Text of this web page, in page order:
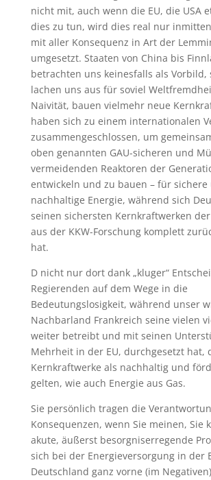
nicht mit, auch wenn die EU, die USA
dies zu tun, wird dies real nur
mit aller Konsequenz in Art der
umgesetzt. Staaten von China bis
betrachten uns keinesfalls als Vorbild,
lachen uns aus für soviel
Naivität, bauen vielmehr neue
haben sich zu einem internationalen
zusammengeschlossen, um
oben genannten GAU-sicheren und
vermeidenden Reaktoren der
entwickeln und zu bauen – für sichere
nachhaltige Energie, während sich
seinen sichersten Kernkraftwerken
aus der KKW-Forschung komplett
hat.
D nicht nur dort dank „kluger“
Regierenden auf dem Wege in die
Bedeutungslosigkeit, während unser
Nachbarland Frankreich seine vielen
weiter betreibt und mit seinen
Mehrheit in der EU, durchgesetzt hat,
Kernkraftwerke als nachhaltig und
gelten, wie auch Energie aus Gas.
Sie persönlich tragen die
Konsequenzen, wenn Sie meinen, Sie
akute, äußerst besorgniserregende
sich bei der Energieversorgung in der
Deutschland ganz vorne (im